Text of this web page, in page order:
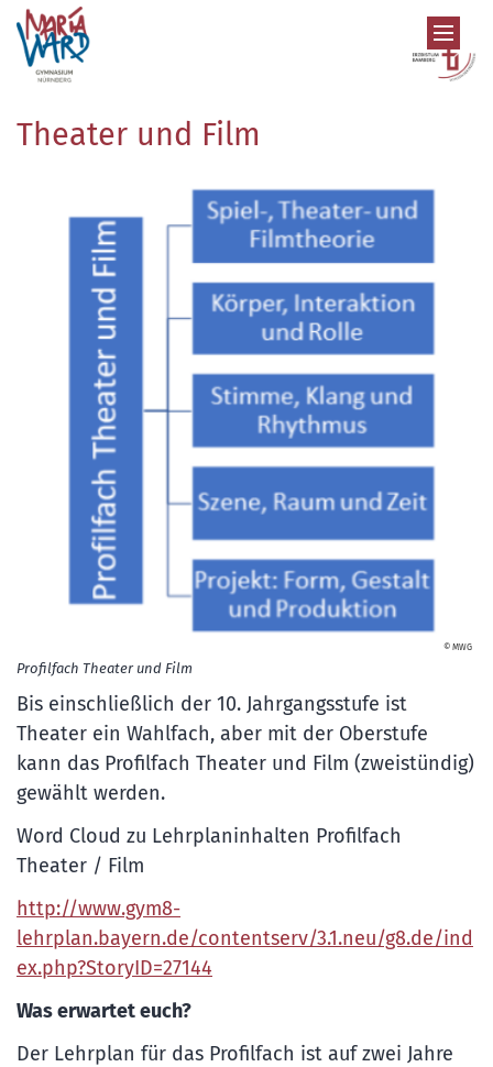
Zum Inhalt springen
Theater und Film
© MWG
Profilfach Theater und Film
Bis einschließlich der 10. Jahrgangsstufe ist
Theater ein Wahlfach, aber mit der Oberstufe
kann das Profilfach Theater und Film (zweistündig)
gewählt werden.
Word Cloud zu Lehrplaninhalten Profilfach
Theater / Film
http://www.gym8-
lehrplan.bayern.de/contentserv/3.1.neu/g8.de/ind
ex.php?StoryID=27144
Was erwartet euch?
Der Lehrplan für das Profilfach ist auf zwei Jahre